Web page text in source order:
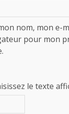
nom, mon e-
pour mon
le texte